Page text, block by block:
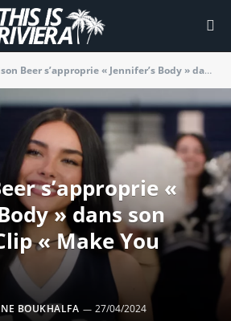
s’approprie « Jennifer’s Body » dans son Nouveau Clip « Make You Mine »
s’approprie «
» dans son
« Make You
BOUKHALFA 27/04/2024